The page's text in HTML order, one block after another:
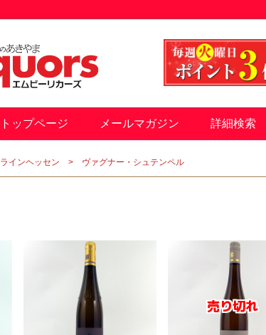
トップページ メールマガジン 詳細検索
ラインヘッセン ヴァグナー・シュテンペル